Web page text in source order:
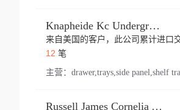
Knapheide Kc Underground
来自美国的客户，此公司累计进口
12 笔
主营：
Russell James Cornelia Arlington Va